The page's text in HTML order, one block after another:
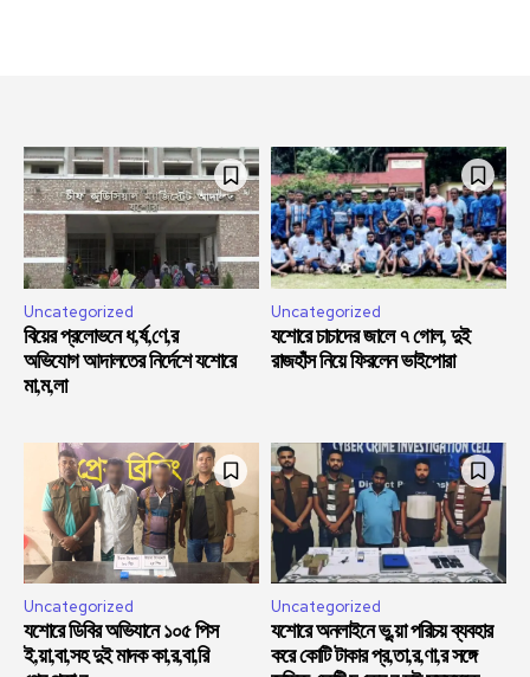
Uncategorized
বিয়ের প্রলোভনে ধ,র্ষ,ণে,র
অভিযোগ আদালতের নির্দেশে যশোরে
মা,ম,লা
Uncategorized
যশোরে চাচাদের জালে ৭ গোল, দুই
রাজহাঁস নিয়ে ফিরলেন ভাইপোরা
Uncategorized
যশোরে ডিবির অভিযানে ১০৫ পিস
ই,য়া,বা,সহ দুই মাদক কা,র,বা,রি
Uncategorized
যশোরে অনলাইনে ভু,য়া পরিচয় ব্যবহার
করে কোটি টাকার প্র,তা,র,ণা,র সঙ্গে